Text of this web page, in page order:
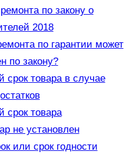
по закону о
2018
по гарантии может
по закону?
срок товара в случае
срок товара
не установлен
или срок годности